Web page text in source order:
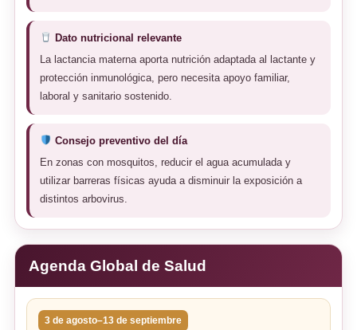
Dato nutricional relevante
La lactancia materna aporta nutrición adaptada al lactante y
protección inmunológica, pero necesita apoyo familiar,
laboral y sanitario sostenido.
Consejo preventivo del día
En zonas con mosquitos, reducir el agua acumulada y
utilizar barreras físicas ayuda a disminuir la exposición a
distintos arbovirus.
Agenda Global de Salud
3 de agosto–13 de septiembre